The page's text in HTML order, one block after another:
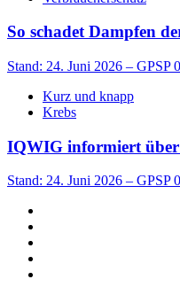
So schadet Dampfen
Stand: 24. Juni 2026 – GPSP
Kurz und knapp
Krebs
IQWIG informiert
Stand: 24. Juni 2026 – GPSP